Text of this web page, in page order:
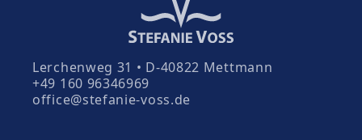
Lerchenweg 31 • D-40822 Mettmann
+49 160 96346969
office@stefanie-voss.de